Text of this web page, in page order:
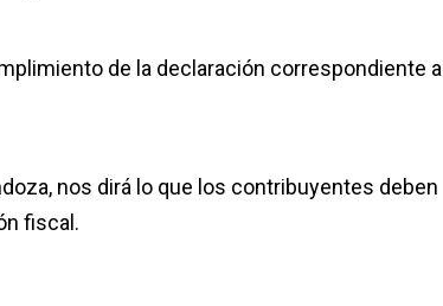
de la declaración correspondiente a
nos dirá lo que los contribuyentes deben
fiscal.